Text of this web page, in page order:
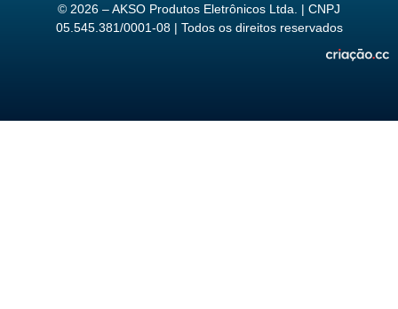
© 2026 – AKSO Produtos Eletrônicos Ltda. | CNPJ
05.545.381/0001-08 | Todos os direitos reservados